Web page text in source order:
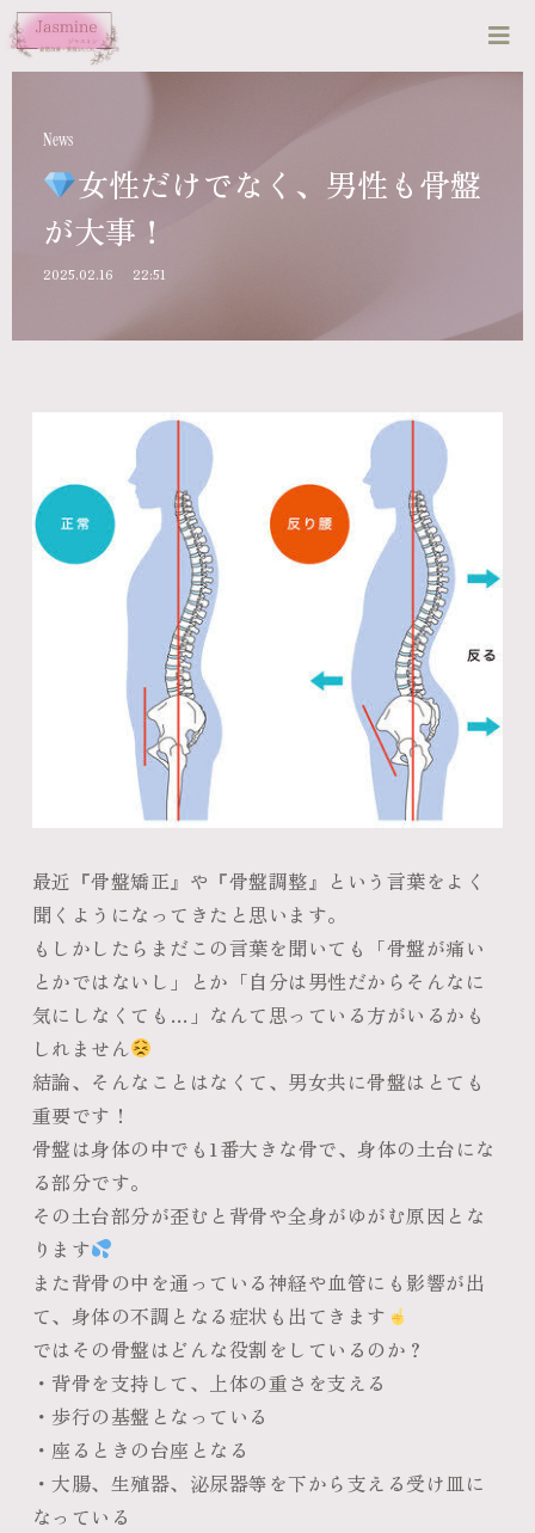
News
女性だけでなく、男性も骨盤
が大事！
2025.02.16 22:51
最近『骨盤矯正』や『骨盤調整』という言葉をよく
聞くようになってきたと思います。
もしかしたらまだこの言葉を聞いても「骨盤が痛い
とかではないし」とか「自分は男性だからそんなに
気にしなくても…」なんて思っている方がいるかも
しれません
結論、そんなことはなくて、男女共に骨盤はとても
重要です！
骨盤は身体の中でも1番大きな骨で、身体の土台にな
る部分です。
その土台部分が歪むと背骨や全身がゆがむ原因とな
ります
また背骨の中を通っている神経や血管にも影響が出
て、身体の不調となる症状も出てきます
ではその骨盤はどんな役割をしているのか？
・背骨を支持して、上体の重さを支える
・歩行の基盤となっている
・座るときの台座となる
・大腸、生殖器、泌尿器等を下から支える受け皿に
なっている